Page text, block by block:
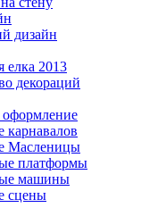
дизайн
елка 2013
декораций
Масленицы
платформы
машины
сцены